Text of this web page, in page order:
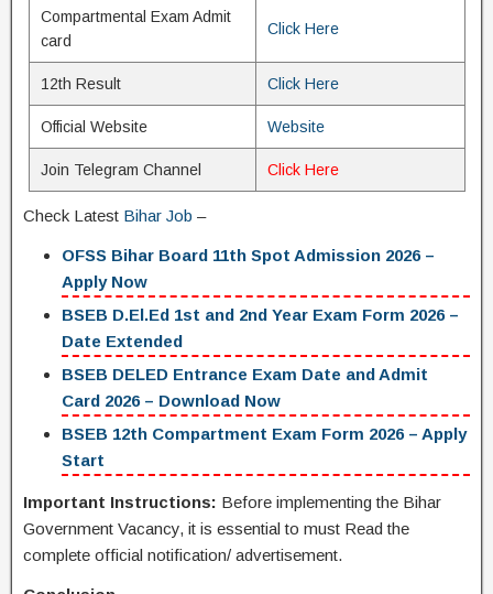
Compartmental Exam Admit
card
Click Here
12th Result Click Here
Official Website Website
Join Telegram Channel Click Here
Check Latest Bihar Job –
OFSS Bihar Board 11th Spot Admission 2026 –
Apply Now
BSEB D.El.Ed 1st and 2nd Year Exam Form 2026 –
Date Extended
BSEB DELED Entrance Exam Date and Admit
Card 2026 – Download Now
BSEB 12th Compartment Exam Form 2026 – Apply
Start
Important Instructions: Before implementing the Bihar
Government Vacancy, it is essential to must Read the
complete official notification/ advertisement.